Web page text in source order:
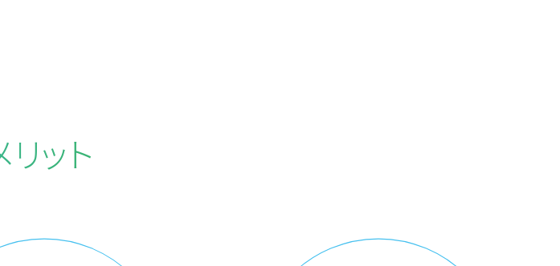
ット